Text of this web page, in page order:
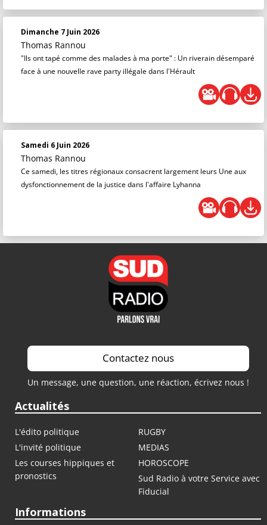
Dimanche 7 Juin 2026
Thomas Rannou
"Ils ont tapé comme des malades à ma porte" : Un riverain désemparé
face à une nouvelle rave party illégale dans l'Hérault
Samedi 6 Juin 2026
Thomas Rannou
Ce samedi, les titres régionaux consacrent largement leurs Une aux
dysfonctionnement de la justice dans l'affaire Lyhanna
Contactez nous
Un message, une question, une réaction, écrivez nous !
Actualités
L'édito politique
RUGBY
L'invité politique
MEDIAS
Les courses hippiques et
pronostics
HOROSCOPE
Sud Radio à votre Service avec
Fiducial
Informations